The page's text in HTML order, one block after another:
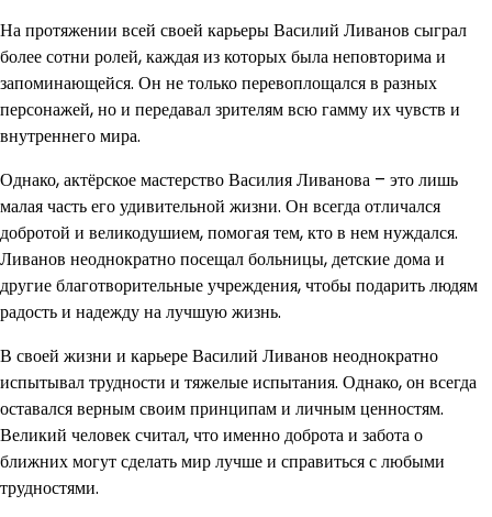
На протяжении всей своей карьеры Василий Ливанов сыграл
более сотни ролей, каждая из которых была неповторима и
запоминающейся. Он не только перевоплощался в разных
персонажей, но и передавал зрителям всю гамму их чувств и
внутреннего мира.
Однако, актёрское мастерство Василия Ливанова – это лишь
малая часть его удивительной жизни. Он всегда отличался
добротой и великодушием, помогая тем, кто в нем нуждался.
Ливанов неоднократно посещал больницы, детские дома и
другие благотворительные учреждения, чтобы подарить людям
радость и надежду на лучшую жизнь.
В своей жизни и карьере Василий Ливанов неоднократно
испытывал трудности и тяжелые испытания. Однако, он всегда
оставался верным своим принципам и личным ценностям.
Великий человек считал, что именно доброта и забота о
ближних могут сделать мир лучше и справиться с любыми
трудностями.